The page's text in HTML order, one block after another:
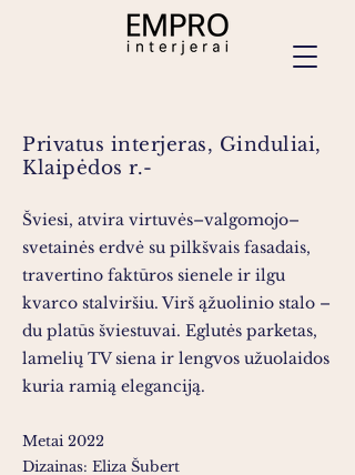
Privatus interjeras, Ginduliai,
Klaipėdos r.-
Šviesi, atvira virtuvės–valgomojo–
svetainės erdvė su pilkšvais fasadais,
travertino faktūros sienele ir ilgu
kvarco stalviršiu. Virš ąžuolinio stalo –
du platūs šviestuvai. Eglutės parketas,
lamelių TV siena ir lengvos užuolaidos
kuria ramią eleganciją.
Metai 2022
Dizainas: Eliza Šubert